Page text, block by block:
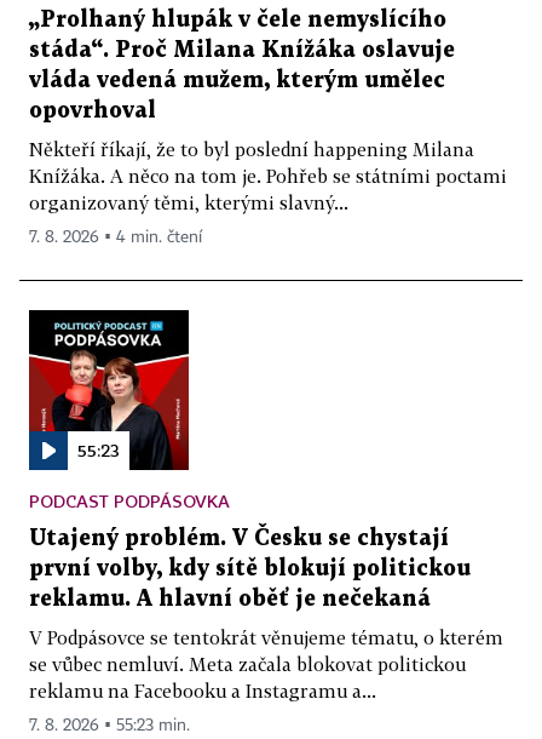
„Prolhaný hlupák v čele nemyslícího
stáda“. Proč Milana Knížáka oslavuje
vláda vedená mužem, kterým umělec
opovrhoval
Někteří říkají, že to byl poslední happening Milana
Knížáka. A něco na tom je. Pohřeb se státními poctami
organizovaný těmi, kterými slavný...
7. 8. 2026 ▪ 4 min. čtení
55:23
PODCAST PODPÁSOVKA
Utajený problém. V Česku se chystají
první volby, kdy sítě blokují politickou
reklamu. A hlavní oběť je nečekaná
V Podpásovce se tentokrát věnujeme tématu, o kterém
se vůbec nemluví. Meta začala blokovat politickou
reklamu na Facebooku a Instagramu a...
7. 8. 2026 ▪ 55:23 min.